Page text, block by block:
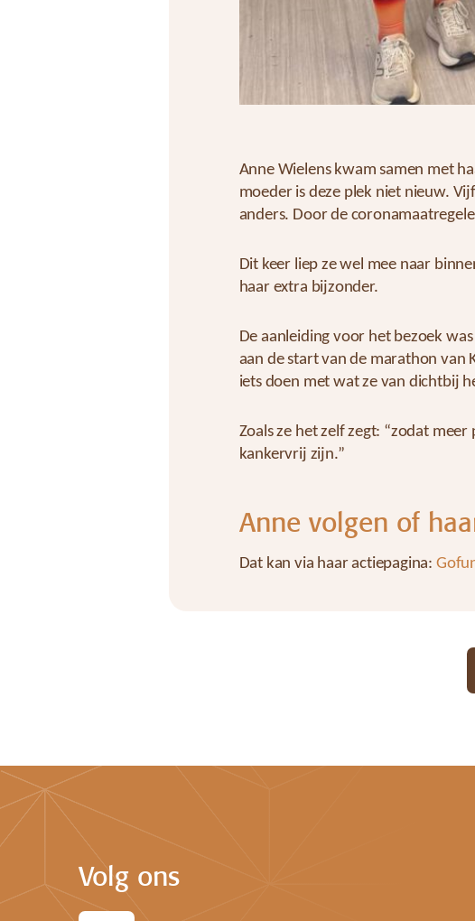
Anne Wielens kwam samen met
moeder is deze plek niet nieuw.
anders. Door de
Dit keer liep ze wel mee naar
haar extra bijzonder.
De aanleiding voor het bezoek
aan de start van de marathon van
iets doen met wat ze van dichtbij
Zoals ze het zelf zegt: “zodat
kankervrij zijn.”
Anne volgen of
Dat kan via haar actiepagina:
Volg ons